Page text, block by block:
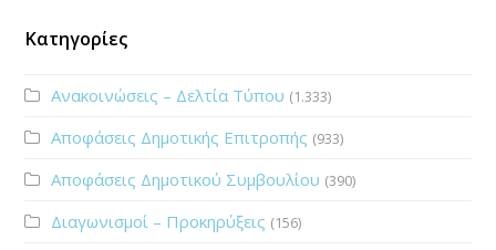
Κατηγορίες
Ανακοινώσεις – Δελτία Τύπου (1.333)
Αποφάσεις Δημοτικής Επιτροπής (933)
Αποφάσεις Δημοτικού Συμβουλίου (390)
Διαγωνισμοί – Προκηρύξεις (156)